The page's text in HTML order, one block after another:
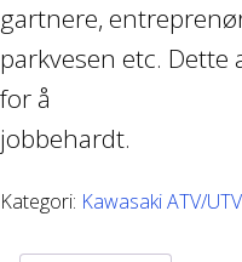
Båthenger
Varehenger
gartnere,
parkvesen etc.
for å
jobbehardt.
Kategori: Kawasaki ATV/UTV